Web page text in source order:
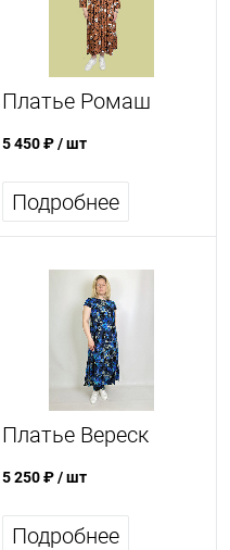
Платье Ромаш
5 450 ₽/ шт
Подробнее
Платье Вереск
5 250 ₽/ шт
Подробнее